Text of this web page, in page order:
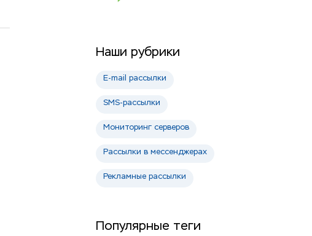
Наши рубрики
E-mail рассылки
SMS-рассылки
Мониторинг серверов
Рассылки в мессенджерах
Рекламные рассылки
Популярные теги